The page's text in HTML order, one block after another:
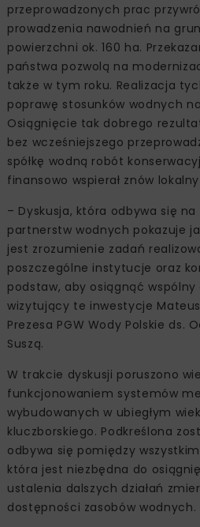
przeprowadzonych prac
prowadzenia nawodnień na
powierzchni ok. 160 ha.
państwa pozwolą na
także w tym roku. Realizacja
poprawę stosunków wodnych
Osiągnięcie tak dobrego
bez wcześniejszego
spółkę wodną robót
finansowo wspierał znów
– Dyskusja, która odbywa się
partnerstw wodnych pokazuje
jest zrozumienie zadań
poszczególne instytucje oraz
podstaw, aby osiągnąć wspólny
wizytujący te inwestycje
Prezesa PGW Wody Polskie ds.
Suszą.
W trakcie dyskusji poruszono
funkcjonowaniem systemów
wybudowanych w ubiegłym
kluczborskiego. Podkreślona
odbywa się pomiędzy
która jest niezbędna do
ustalenia dalszych działań
dostępności zasobów wodnych.